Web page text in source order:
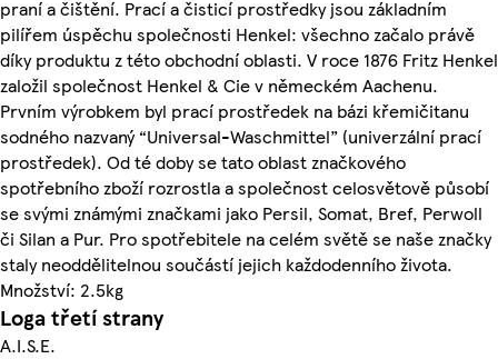
praní a čištění. Prací a čisticí prostředky jsou základním
pilířem úspěchu společnosti Henkel: všechno začalo právě
díky produktu z této obchodní oblasti. V roce 1876 Fritz Henkel
založil společnost Henkel & Cie v německém Aachenu.
Prvním výrobkem byl prací prostředek na bázi křemičitanu
sodného nazvaný “Universal-Waschmittel” (univerzální prací
prostředek). Od té doby se tato oblast značkového
spotřebního zboží rozrostla a společnost celosvětově působí
se svými známými značkami jako Persil, Somat, Bref, Perwoll
či Silan a Pur. Pro spotřebitele na celém světě se naše značky
staly neoddělitelnou součástí jejich každodenního života.
Množství: 2.5kg
Loga třetí strany
A.I.S.E.